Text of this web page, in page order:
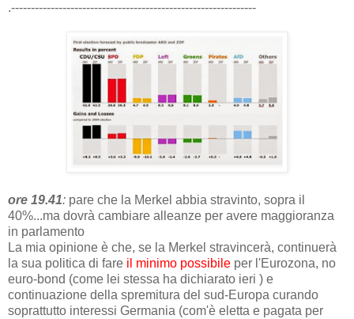
.--------------------------------------------------------------
ore 19.41: pare che la Merkel abbia stravinto, sopra il
40%...ma dovrà cambiare alleanze per avere maggioranza
in parlamento
La mia opinione è che, se la Merkel stravincerà, continuerà
la sua politica di fare il minimo possibile per l'Eurozona, no
euro-bond (come lei stessa ha dichiarato ieri ) e
continuazione della spremitura del sud-Europa curando
soprattutto interessi Germania (com'è eletta e pagata per